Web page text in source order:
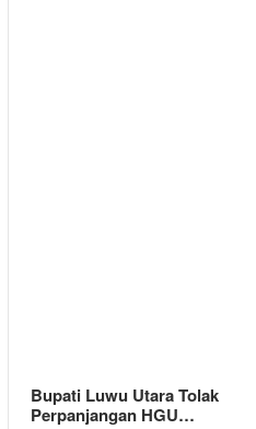
Bupati Luwu Utara Tolak
Perpanjangan HGU…